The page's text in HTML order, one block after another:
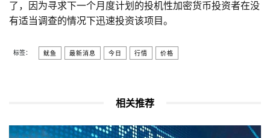
了，因为寻求下一个月度计划的投机性加密货币投资者在没
有适当调查的情况下迅速投资该项目。
标签： 鱿鱼 最新消息 今日 行情 价格
相关推荐